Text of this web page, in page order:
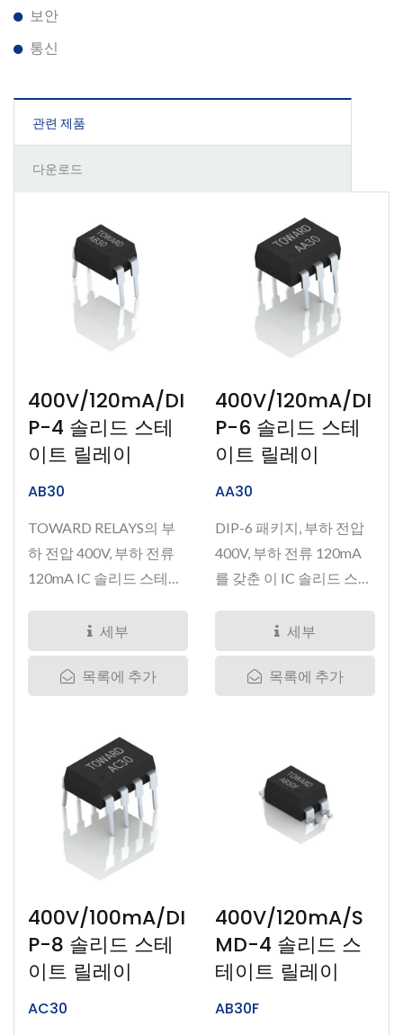
보안
통신
관련 제품
다운로드
400V/120mA/DI
P-4 솔리드 스테
이트 릴레이
AB30
TOWARD RELAYS의 부
하 전압 400V, 부하 전류
120mA IC 솔리드 스테이
세부
목록에 추가
400V/120mA/DI
P-6 솔리드 스테
이트 릴레이
AA30
DIP-6 패키지, 부하 전압
400V, 부하 전류 120mA
를 갖춘 이 IC 솔리드 스테
세부
목록에 추가
400V/100mA/DI
P-8 솔리드 스테
이트 릴레이
AC30
400V/120mA/S
MD-4 솔리드 스
테이트 릴레이
AB30F